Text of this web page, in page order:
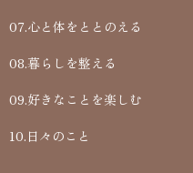
07.心と体をととのえる
08.暮らしを整える
09.好きなことを楽しむ
10.日々のこと